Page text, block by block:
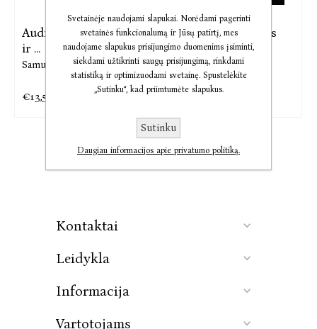
Audio Einšteinas laike
ir ...
Samuel Graydon
€13,56
El. knyga Einšteinas
laike ir
Samuel Graydon
€14,08
Kontaktai
Leidykla
Informacija
Vartotojams
Svetainėje naudojami slapukai. Norėdami pagerinti
svetainės funkcionalumą ir Jūsų patirtį, mes
naudojame slapukus prisijungimo duomenims įsiminti,
siekdami užtikrinti saugų prisijungimą, rinkdami
statistiką ir optimizuodami svetainę. Spustelėkite
„Sutinku“, kad priimtumėte slapukus.
Sutinku
Daugiau informacijos apie privatumo politiką.